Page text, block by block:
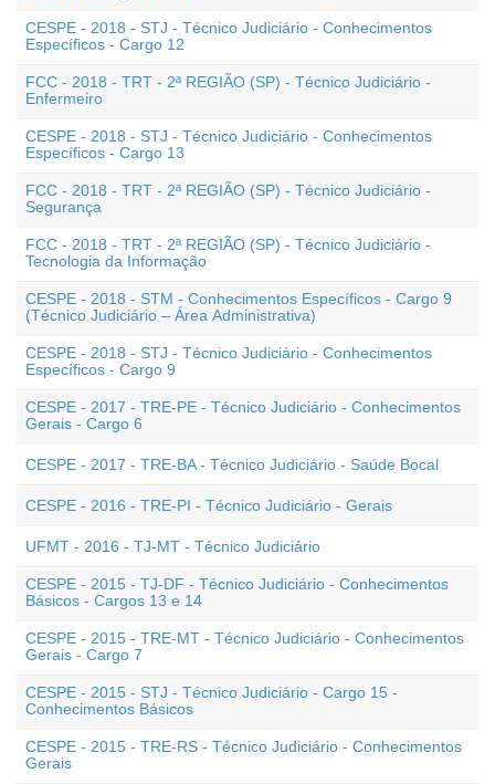
CESPE - 2018 - STJ - Técnico Judiciário - Conhecimentos
Específicos - Cargo 12
FCC - 2018 - TRT - 2ª REGIÃO (SP) - Técnico Judiciário -
Enfermeiro
CESPE - 2018 - STJ - Técnico Judiciário - Conhecimentos
Específicos - Cargo 13
FCC - 2018 - TRT - 2ª REGIÃO (SP) - Técnico Judiciário -
Segurança
FCC - 2018 - TRT - 2ª REGIÃO (SP) - Técnico Judiciário -
Tecnologia da Informação
CESPE - 2018 - STM - Conhecimentos Específicos - Cargo 9
(Técnico Judiciário – Área Administrativa)
CESPE - 2018 - STJ - Técnico Judiciário - Conhecimentos
Específicos - Cargo 9
CESPE - 2017 - TRE-PE - Técnico Judiciário - Conhecimentos
Gerais - Cargo 6
CESPE - 2017 - TRE-BA - Técnico Judiciário - Saúde Bocal
CESPE - 2016 - TRE-PI - Técnico Judiciário - Gerais
UFMT - 2016 - TJ-MT - Técnico Judiciário
CESPE - 2015 - TJ-DF - Técnico Judiciário - Conhecimentos
Básicos - Cargos 13 e 14
CESPE - 2015 - TRE-MT - Técnico Judiciário - Conhecimentos
Gerais - Cargo 7
CESPE - 2015 - STJ - Técnico Judiciário - Cargo 15 -
Conhecimentos Básicos
CESPE - 2015 - TRE-RS - Técnico Judiciário - Conhecimentos
Gerais